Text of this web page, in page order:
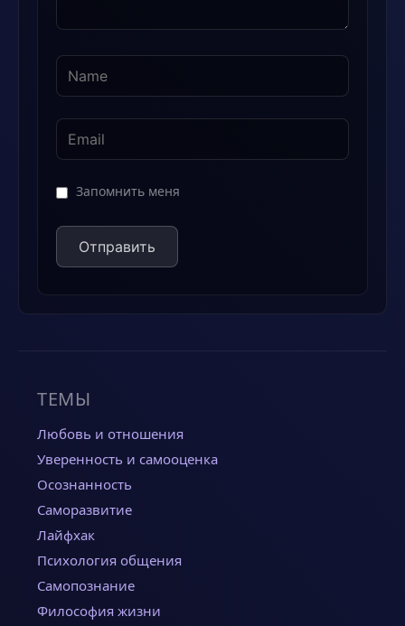
Запомнить меня
ТЕМЫ
Любовь и отношения
Уверенность и самооценка
Осознанность
Саморазвитие
Лайфхак
Психология общения
Самопознание
Философия жизни